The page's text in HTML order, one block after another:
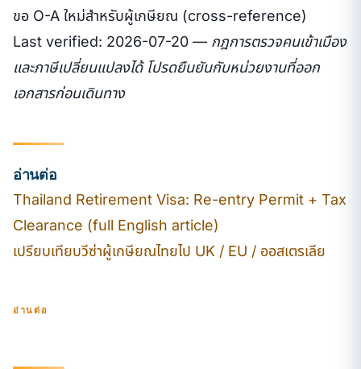
ขอ O-A ใหม่สำหรับผู้เกษียณ (cross-reference)
Last verified: 2026-07-20 — กฎการตรวจคนเข้าเมือง
และภาษีเปลี่ยนแปลงได้ โปรดยืนยันกับหน่วยงานที่ออก
เอกสารก่อนเดินทาง
อ่านต่อ
Thailand Retirement Visa: Re-entry Permit + Tax
Clearance (full English article)
เปรียบเทียบวีซ่าผู้เกษียณไทยไป UK / EU / ออสเตรเลีย
อ่านต่อ